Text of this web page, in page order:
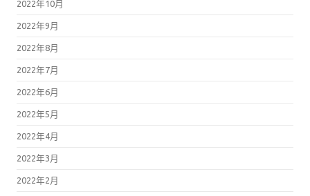
2022年10月
2022年9月
2022年8月
2022年7月
2022年6月
2022年5月
2022年4月
2022年3月
2022年2月